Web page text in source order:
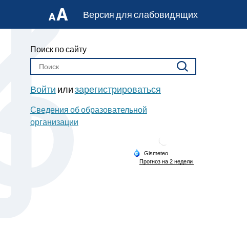
Версия для слабовидящих
Поиск по сайту
Войти илизарегистрироваться
Сведения об образовательной
организации